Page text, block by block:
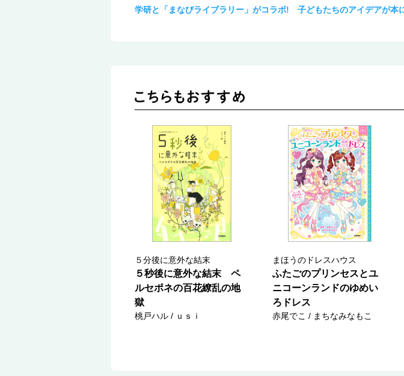
学研と「まなびライブラリー」がコラボ! 子どもたちのアイデアが本
５分後に意外な結末
５秒後に意外な結末 ペ
ルセポネの百花繚乱の地
獄
桃戸ハル / ｕｓｉ
まほうのドレスハウス
ふたごのプリンセスとユ
ニコーンランドのゆめい
ろドレス
赤尾でこ / まちなみなもこ